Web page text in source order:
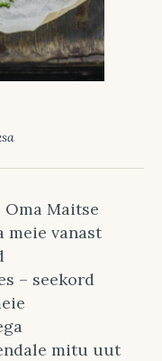
Maitse
meie vanast
– seekord
mitu uut